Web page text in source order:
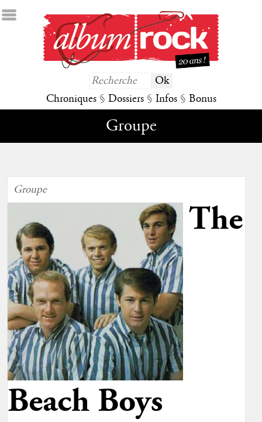
Chroniques § Dossiers § Infos § Bonus
Groupe
Groupe
The
Beach Boys